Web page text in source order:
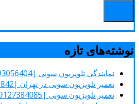
نوشته‌های تازه
نمایندگی تلویزیون سونی |09193056404-09127384085
تعمیر تلویزیون سونی در تهران |02133641842-02166221407-09127384085
تعمیر تلویزیون سونی |09127384085-09193056404